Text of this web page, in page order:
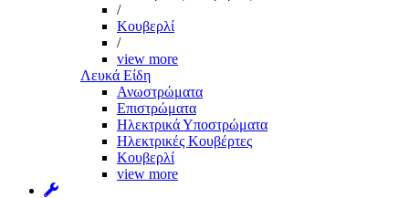
/
Κουβερλί
/
view more
Λευκά Είδη
Ανωστρώματα
Επιστρώματα
Ηλεκτρικά Υποστρώματα
Ηλεκτρικές Κουβέρτες
Κουβερλί
view more